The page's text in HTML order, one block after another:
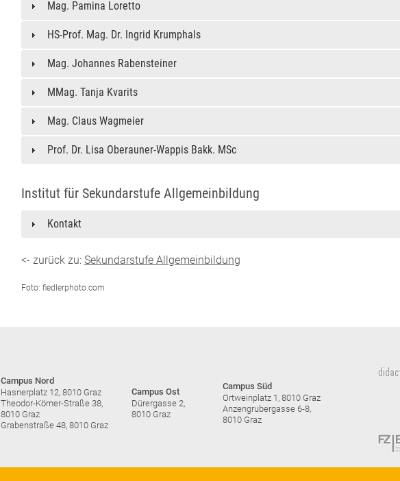
Mag. Pamina Loretto
HS-Prof. Mag. Dr. Ingrid Krumphals
Mag. Johannes Rabensteiner
MMag. Tanja Kvarits
Mag. Claus Wagmeier
Prof. Dr. Lisa Oberauner-Wappis Bakk. MSc
Institut für Sekundarstufe Allgemeinbildung
Kontakt
<- zurück zu: Sekundarstufe Allgemeinbildung
Foto: fiedlerphoto.com
Campus Nord
Hasnerplatz 12, 8010 Graz
Theodor-Körner-Straße 38,
8010 Graz
Grabenstraße 48, 8010 Graz
Campus Ost
Dürergasse 2,
8010 Graz
Campus Süd
Ortweinplatz 1, 8010 Graz
Anzengrubergasse 6-8,
8010 Graz